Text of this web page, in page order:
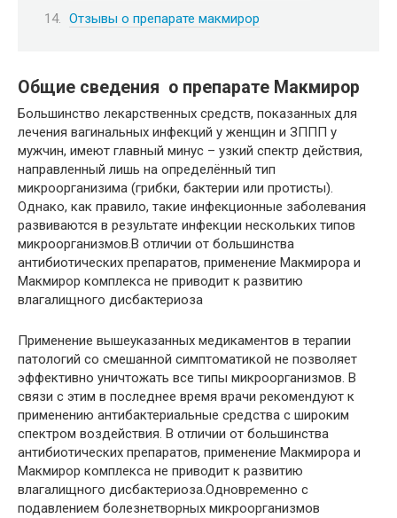
Отзывы о препарате макмирор
Общие сведения о препарате Макмирор
Большинство лекарственных средств, показанных для
лечения вагинальных инфекций у женщин и ЗППП у
мужчин, имеют главный минус – узкий спектр действия,
направленный лишь на определённый тип
микроорганизима (грибки, бактерии или протисты).
Однако, как правило, такие инфекционные заболевания
развиваются в результате инфекции нескольких типов
микроорганизмов.В отличии от большинства
антибиотических препаратов, применение Макмирора и
Макмирор комплекса не приводит к развитию
влагалищного дисбактериоза
Применение вышеуказанных медикаментов в терапии
патологий со смешанной симптоматикой не позволяет
эффективно уничтожать все типы микроорганизмов. В
связи с этим в последнее время врачи рекомендуют к
применению антибактериальные средства с широким
спектром воздействия. В отличии от большинства
антибиотических препаратов, применение Макмирора и
Макмирор комплекса не приводит к развитию
влагалищного дисбактериоза.Одновременно с
подавлением болезнетворных микроорганизмов